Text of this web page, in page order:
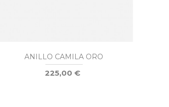
ANILLO CAMILA ORO
225,00 €